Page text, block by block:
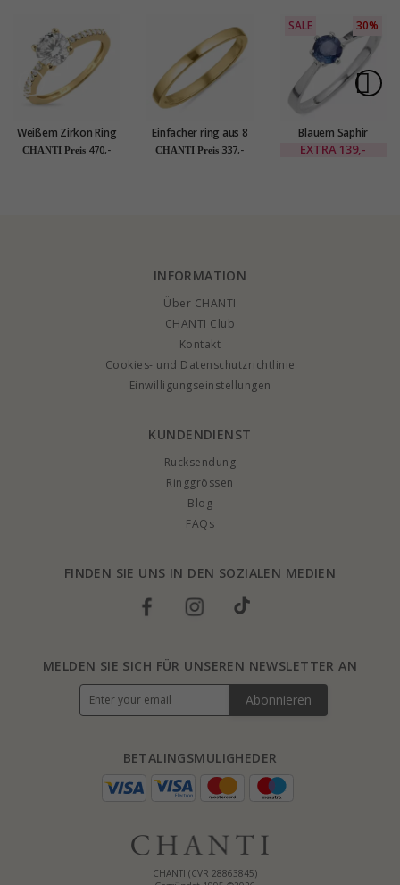
Weißem Zirkon Ring
aus 9 Karat Gold -
CHANTI Preis 470,-
Einfacher ring aus 8
karat gold
CHANTI Preis 337,-
SALE 30%
Blauem Saphir
Solitärring aus Silber
EXTRA 139,-
INFORMATION
Über CHANTI
CHANTI Club
Kontakt
Cookies- und Datenschutzrichtlinie
Einwilligungseinstellungen
KUNDENDIENST
Rucksendung
Ringgrössen
Blog
FAQs
FINDEN SIE UNS IN DEN SOZIALEN MEDIEN
CHANTI (CVR 28863845)
BETALINGSMULIGHEDER
MELDEN SIE SICH FÜR UNSEREN NEWSLETTER AN
Abonnieren